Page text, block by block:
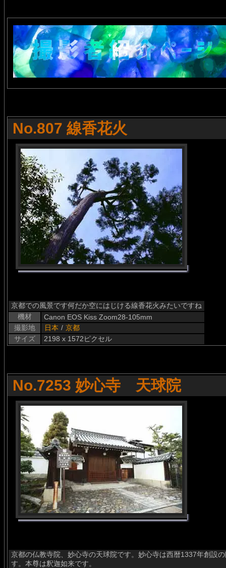
No.807 線香花火
京都での風景です何だか空にはじける線香花火みたいですね
機材
Canon EOS Kiss Zoom28-105mm
撮影地
日本 / 京都
サイズ
2198 x 1572ピクセル
No.7253 妙心寺 天球院
京都の仏教寺院、妙心寺の天球院です。妙心寺は西暦1337年創設
す。本尊は釈迦如来です。